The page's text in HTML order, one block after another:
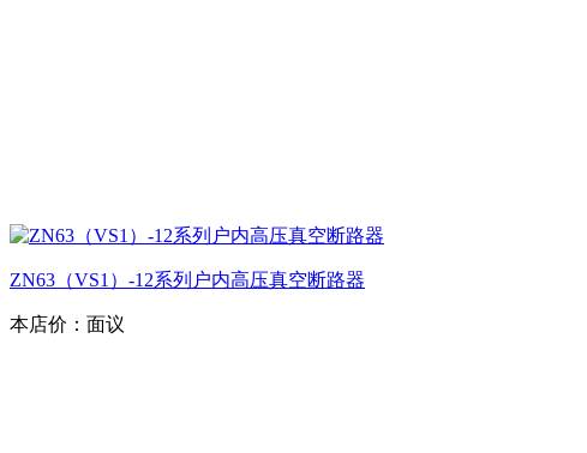
ZN63（VS1）-12系列户内高压真空断路器
本店价： 面议